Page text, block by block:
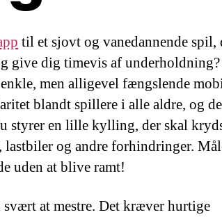
til et sjovt og vanedannende spil,
give dig timevis af underholdning?
men alligevel fængslende
blandt spillere i alle aldre, og
styrer en lille kylling, der skal
og andre forhindringer.
uden at blive ramt!
at mestre. Det kræver hurtige